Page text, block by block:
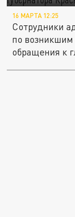
16 МАРТА 12:25
Сотрудники
по
обращения к